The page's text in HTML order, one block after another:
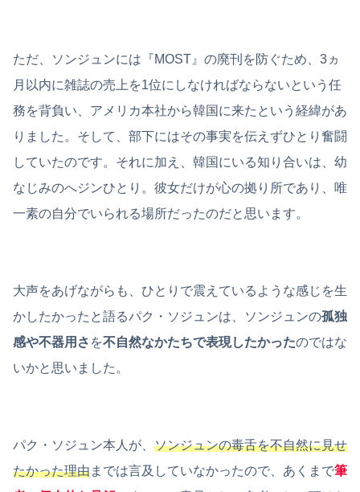
ただ、ソンジュンには『MOST』の廃刊を防ぐため、3ヵ
月以内に雑誌の売上を1位にしなければならないという任
務を背負い、アメリカ本社から韓国に来たという経緯があ
りました。そして、部下にはその事実を伝えずひとり奮闘
していたのです。それに加え、韓国にいる知り合いは、幼
なじみのへジンひとり。彼女だけが心の拠り所であり、唯
一素の自分でいられる場所だったのだと思います。
大声をあげながらも、ひとりで震えているような感じを生
かしたかったと語るパク・ソジュンは、ソンジュンの孤独
感や不器用さ を不自然なかたちで表現したかったのではな
いかと思いました。
パク・ソジュン本人が、 ソンジュンの毒舌を不自然に見せ
たかった理由までは言及していなかったので、あくまで筆